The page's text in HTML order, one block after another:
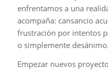
enfrentamos a una
acompaña: cansancio
frustración por intentos
o simplemente desánimo.
Empezar nuevos